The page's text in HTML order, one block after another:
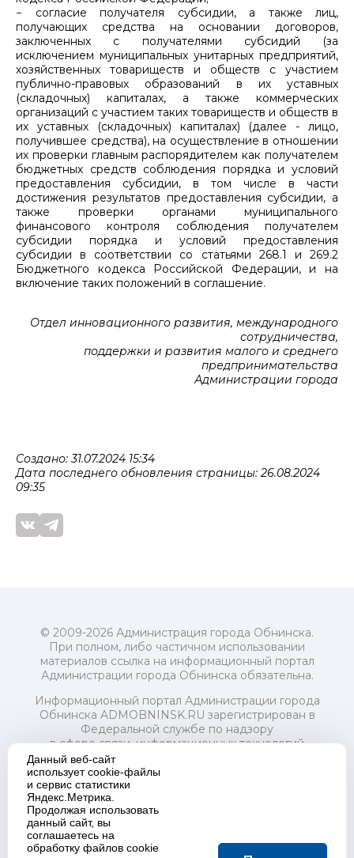
− согласие получателя субсидии, а также лиц,
получающих средства на основании договоров,
заключенных с получателями субсидий (за
исключением муниципальных унитарных предприятий,
хозяйственных товариществ и обществ с участием
публично-правовых образований в их уставных
(складочных) капиталах, а также коммерческих
организаций с участием таких товариществ и обществ в
их уставных (складочных) капиталах) (далее - лицо,
получившее средства), на осуществление в отношении
их проверки главным распорядителем как получателем
бюджетных средств соблюдения порядка и условий
предоставления субсидии, в том числе в части
достижения результатов предоставления субсидии, а
также проверки органами муниципального
финансового контроля соблюдения получателем
субсидии порядка и условий предоставления
субсидии в соответствии со статьями 268.1 и 269.2
Бюджетного кодекса Российской Федерации, и на
включение таких положений в соглашение.
Отдел инновационного развития, международного
сотрудничества,
поддержки и развития малого и среднего
предпринимательства
Администрации города
Создано: 31.07.2024 15:34
Дата последнего обновления страницы: 26.08.2024
09:35
© 2009-2026 Администрация города Обнинска.
При полном, либо частичном использовании
материалов ссылка на информационный портал
Администрации города Обнинска обязательна.
Информационный портал Администрации города
Обнинска ADMOBNINSK.RU зарегистрирован в
Федеральной службе по надзору
в сфере связи, информационных технологий
и массовых коммуникаций (Роскомнадзор) 24 июля
2018 года.
Свидетельство о регистрации Эл № ФС77-73321
Учредитель: Администрация (исполнительно-
распорядительный орган) городского округа "Город
Обнинск". Главный редактор: Байкова Е.А.
Адрес электронной почты Редакции:
Данный веб-сайт
использует cookie-файлы
и сервис статистики
Яндекс.Метрика.
Продолжая использовать
данный сайт, вы
соглашаетесь на
обработку файлов cookie